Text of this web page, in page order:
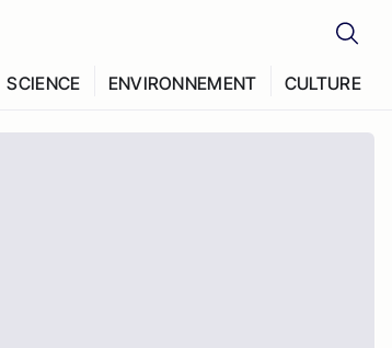
SCIENCE ENVIRONNEMENT CULTURE